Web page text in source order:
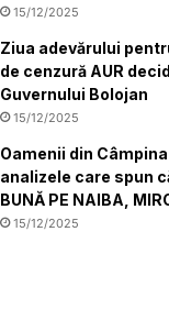
15/12/2025
Ziua adevărului
de cenzură AUR
Guvernului Bolojan
15/12/2025
Oamenii din
analizele care spun
BUNĂ PE NAIBA,
15/12/2025